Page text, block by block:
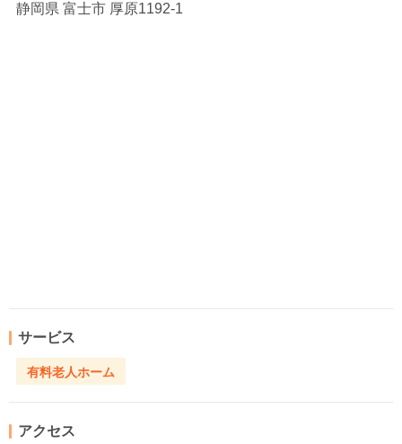
静岡県 富士市 厚原1192-1
サービス
有料老人ホーム
アクセス